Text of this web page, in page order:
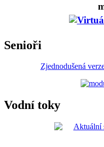
Senioři
Zjednodušená
Vodní toky